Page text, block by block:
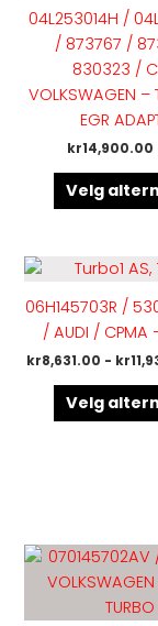
04L253014H /
/ 873767 /
830323 /
VOLKSWAGEN –
EGR
kr14,900.00
Velg
06H145703R /
/ AUDI / CPMA
kr8,631.00 - kr
Velg